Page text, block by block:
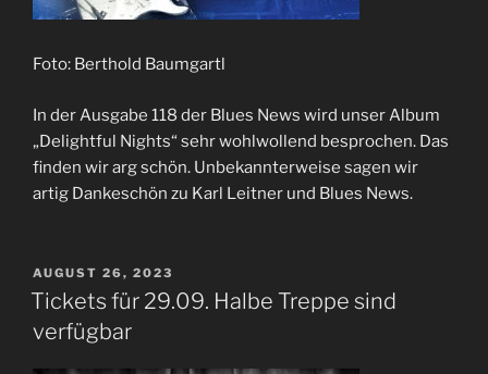
Foto: Berthold Baumgartl
In der Ausgabe 118 der Blues News wird unser Album
„Delightful Nights“ sehr wohlwollend besprochen. Das
finden wir arg schön. Unbekannterweise sagen wir
artig Dankeschön zu Karl Leitner und Blues News.
VERÖFFENTLICHT
AM
AUGUST 26, 2023
Tickets für 29.09. Halbe Treppe sind
verfügbar